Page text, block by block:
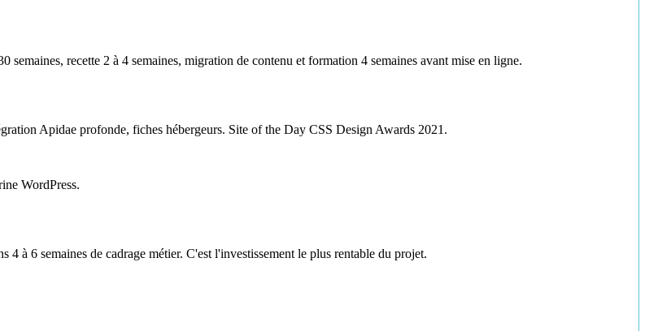
semaines, recette 2 à 4 semaines, migration de contenu et formation 4 semaines avant mise en ligne.
Apidae profonde, fiches hébergeurs. Site of the Day CSS Design Awards 2021.
WordPress.
à 6 semaines de cadrage métier. C'est l'investissement le plus rentable du projet.